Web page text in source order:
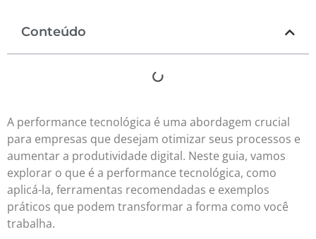
Conteúdo
A performance tecnológica é uma abordagem crucial
para empresas que desejam otimizar seus processos e
aumentar a produtividade digital. Neste guia, vamos
explorar o que é a performance tecnológica, como
aplicá-la, ferramentas recomendadas e exemplos
práticos que podem transformar a forma como você
trabalha.